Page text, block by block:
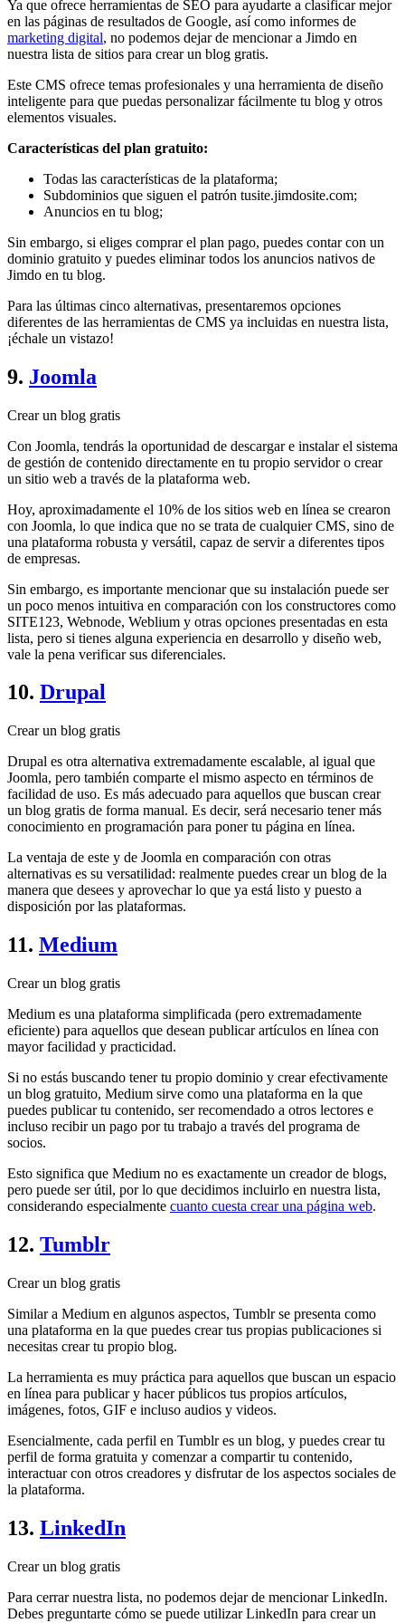
Ya que ofrece herramientas de SEO para ayudarte a clasificar mejor
en las páginas de resultados de Google, así como informes de
marketing digital, no podemos dejar de mencionar a Jimdo en
nuestra lista de sitios para crear un blog gratis.
Este CMS ofrece temas profesionales y una herramienta de diseño
inteligente para que puedas personalizar fácilmente tu blog y otros
elementos visuales.
Características del plan gratuito:
Todas las características de la plataforma;
Subdominios que siguen el patrón tusite.jimdosite.com;
Anuncios en tu blog;
Sin embargo, si eliges comprar el plan pago, puedes contar con un
dominio gratuito y puedes eliminar todos los anuncios nativos de
Jimdo en tu blog.
Para las últimas cinco alternativas, presentaremos opciones
diferentes de las herramientas de CMS ya incluidas en nuestra lista,
¡échale un vistazo!
9. Joomla
Crear un blog gratis
Con Joomla, tendrás la oportunidad de descargar e instalar el sistema
de gestión de contenido directamente en tu propio servidor o crear
un sitio web a través de la plataforma web.
Hoy, aproximadamente el 10% de los sitios web en línea se crearon
con Joomla, lo que indica que no se trata de cualquier CMS, sino de
una plataforma robusta y versátil, capaz de servir a diferentes tipos
de empresas.
Sin embargo, es importante mencionar que su instalación puede ser
un poco menos intuitiva en comparación con los constructores como
SITE123, Webnode, Weblium y otras opciones presentadas en esta
lista, pero si tienes alguna experiencia en desarrollo y diseño web,
vale la pena verificar sus diferenciales.
10. Drupal
Crear un blog gratis
Drupal es otra alternativa extremadamente escalable, al igual que
Joomla, pero también comparte el mismo aspecto en términos de
facilidad de uso. Es más adecuado para aquellos que buscan crear
un blog gratis de forma manual. Es decir, será necesario tener más
conocimiento en programación para poner tu página en línea.
La ventaja de este y de Joomla en comparación con otras
alternativas es su versatilidad: realmente puedes crear un blog de la
manera que desees y aprovechar lo que ya está listo y puesto a
disposición por las plataformas.
11. Medium
Crear un blog gratis
Medium es una plataforma simplificada (pero extremadamente
eficiente) para aquellos que desean publicar artículos en línea con
mayor facilidad y practicidad.
Si no estás buscando tener tu propio dominio y crear efectivamente
un blog gratuito, Medium sirve como una plataforma en la que
puedes publicar tu contenido, ser recomendado a otros lectores e
incluso recibir un pago por tu trabajo a través del programa de
socios.
Esto significa que Medium no es exactamente un creador de blogs,
pero puede ser útil, por lo que decidimos incluirlo en nuestra lista,
considerando especialmente cuanto cuesta crear una página web.
12. Tumblr
Crear un blog gratis
Similar a Medium en algunos aspectos, Tumblr se presenta como
una plataforma en la que puedes crear tus propias publicaciones si
necesitas crear tu propio blog.
La herramienta es muy práctica para aquellos que buscan un espacio
en línea para publicar y hacer públicos tus propios artículos,
imágenes, fotos, GIF e incluso audios y videos.
Esencialmente, cada perfil en Tumblr es un blog, y puedes crear tu
perfil de forma gratuita y comenzar a compartir tu contenido,
interactuar con otros creadores y disfrutar de los aspectos sociales de
la plataforma.
13. LinkedIn
Crear un blog gratis
Para cerrar nuestra lista, no podemos dejar de mencionar LinkedIn.
Debes preguntarte cómo se puede utilizar LinkedIn para crear un